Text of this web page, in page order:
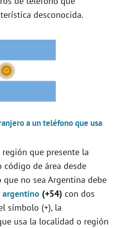
desconocida.
a un teléfono que usa
que presente la
de área desde
no sea Argentina debe
(+54) con dos
símbolo (+), la
usa la localidad o región